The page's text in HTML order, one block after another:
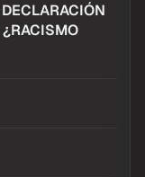
¿RACISMO